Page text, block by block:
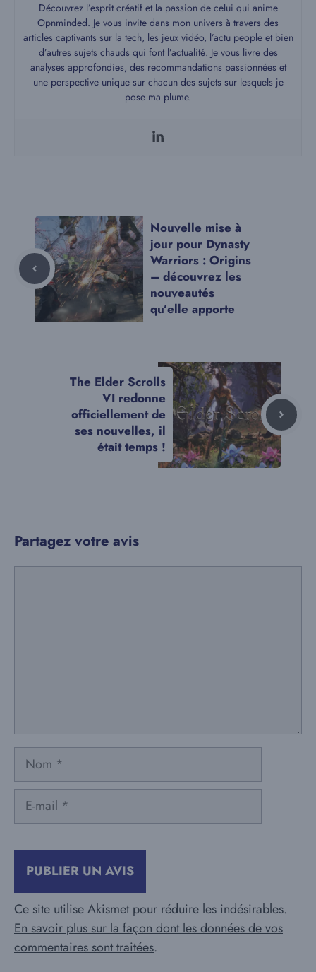
Découvrez l’esprit créatif et la passion de celui qui anime
Opnminded. Je vous invite dans mon univers à travers des
articles captivants sur la tech, les jeux vidéo, l’actu people et bien
d’autres sujets chauds qui font l’actualité. Je vous livre des
analyses approfondies, des recommandations passionnées et
une perspective unique sur chacun des sujets sur lesquels je
pose ma plume.
Nouvelle mise à
jour pour Dynasty
Warriors : Origins
– découvrez les
nouveautés
qu’elle apporte
The Elder Scrolls
VI redonne
officiellement de
ses nouvelles, il
était temps !
Partagez votre avis
Nom
mail
Ce site utilise Akismet pour réduire les indésirables.
En savoir plus sur la façon dont les données de vos
commentaires sont traitées.